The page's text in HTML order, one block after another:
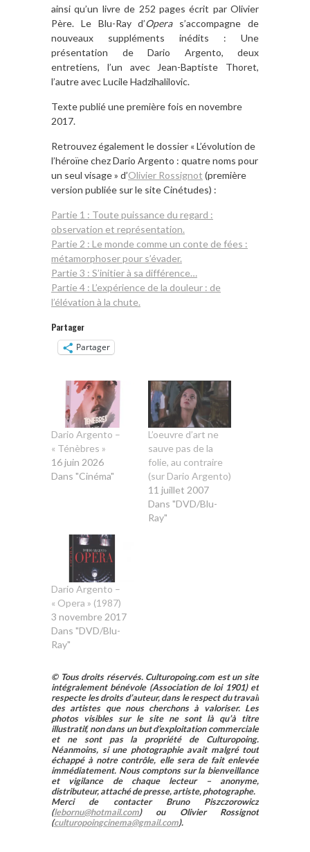
ainsi qu’un livre de 252 pages écrit par Olivier
Père. Le Blu-Ray d’Operas’accompagne de
nouveaux suppléments inédits : Une
présentation de Dario Argento, deux
entretiens, l’un avec Jean-Baptiste Thoret,
l’autre avec Lucile Hadzihalilovic.
Texte publié une première fois en novembre
2017.
Retrouvez également le dossier « L’évolution de
l’héroïne chez Dario Argento : quatre noms pour
un seul visage » d’Olivier Rossignot (première
version publiée sur le site Cinétudes) :
Partie 1 : Toute puissance du regard :
observation et représentation.
Partie 2 : Le monde comme un conte de fées :
métamorphoser pour s’évader.
Partie 3 : S’initier à sa différence…
Partie 4 : L’expérience de la douleur : de
l’élévation à la chute.
Partager
Partager
Dario Argento –
« Ténèbres »
16 juin 2026
Dans "Cinéma"
L’oeuvre d’art ne
sauve pas de la
folie, au contraire
(sur Dario Argento)
11 juillet 2007
Dans "DVD/Blu-
Ray"
Dario Argento –
« Opera » (1987)
3 novembre 2017
Dans "DVD/Blu-
Ray"
© Tous droits réservés. Culturopoing.com est un site
intégralement bénévole (Association de loi 1901) et
respecte les droits d’auteur, dans le respect du travail
des artistes que nous cherchons à valoriser. Les
photos visibles sur le site ne sont là qu’à titre
illustratif, non dans un but d’exploitation commerciale
et ne sont pas la propriété de Culturopoing.
Néanmoins, si une photographie avait malgré tout
échappé à notre contrôle, elle sera de fait enlevée
immédiatement. Nous comptons sur la bienveillance
et vigilance de chaque lecteur – anonyme,
distributeur, attaché de presse, artiste, photographe.
Merci de contacter Bruno Piszczorowicz
(lebornu@hotmail.com) ou Olivier Rossignot
(culturopoingcinema@gmail.com).